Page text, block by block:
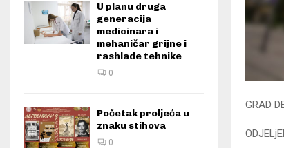
GRAD
U planu druga
generacija
medicinara i
mehaničar grijne i
rashlade tehnike
0
Početak proljeća u
znaku stihova
0